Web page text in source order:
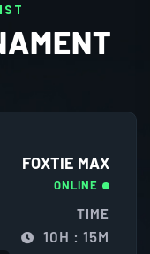
I S T
FOXTIE MAX
ONLINE
TIME
10H : 15M